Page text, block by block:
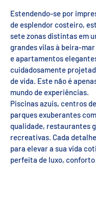
Estendendo-se por
de esplendor costeiro,
sete zonas distintas em
grandes vilas à beira-
e apartamentos
cuidadosamente
de vida. Este não é
mundo de experiências.
Piscinas azuis, centros
parques exuberantes
qualidade, restaurantes
recreativas. Cada
para elevar a sua vida
perfeita de luxo,